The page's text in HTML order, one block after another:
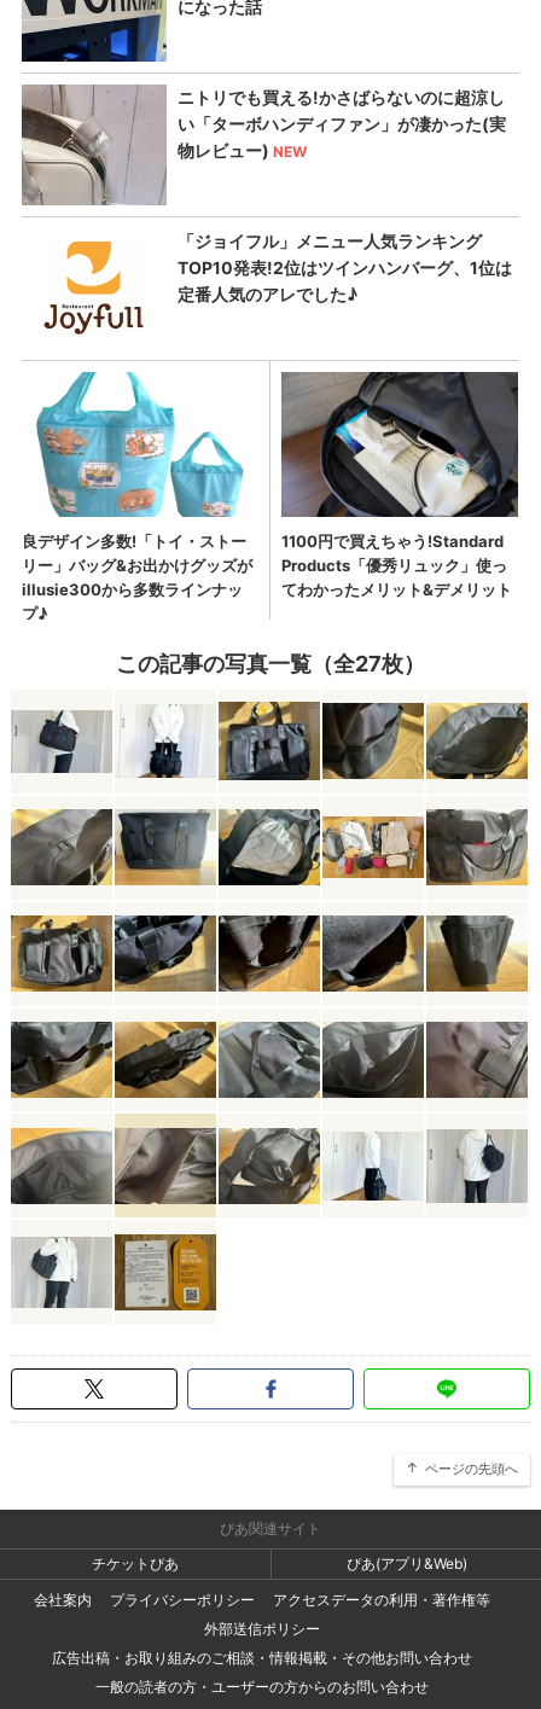
この記事の写真一覧（全27枚）
ページの先頭へ
ぴあ関連サイト
チケットぴあ
ぴあ(アプリ&Web)
会社案内
プライバシーポリシー
アクセスデータの利用・著作権等
外部送信ポリシー
広告出稿・お取り組みのご相談・情報掲載・その他お問い合わせ
一般の読者の方・ユーザーの方からのお問い合わせ